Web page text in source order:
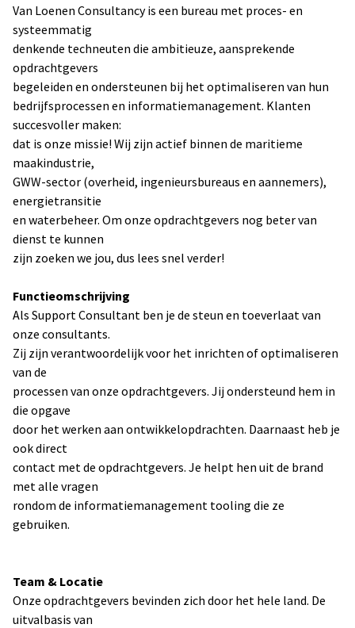
Van Loenen Consultancy is een bureau met proces- en
systeemmatig
denkende techneuten die ambitieuze, aansprekende
opdrachtgevers
begeleiden en ondersteunen bij het optimaliseren van hun
bedrijfsprocessen en informatiemanagement. Klanten
succesvoller maken:
dat is onze missie! Wij zijn actief binnen de maritieme
maakindustrie,
GWW-sector (overheid, ingenieursbureaus en aannemers),
energietransitie
en waterbeheer. Om onze opdrachtgevers nog beter van
dienst te kunnen
zijn zoeken we jou, dus lees snel verder!
Functieomschrijving
Als Support Consultant ben je de steun en toeverlaat van
onze consultants.
Zij zijn verantwoordelijk voor het inrichten of optimaliseren
van de
processen van onze opdrachtgevers. Jij ondersteund hem in
die opgave
door het werken aan ontwikkelopdrachten. Daarnaast heb je
ook direct
contact met de opdrachtgevers. Je helpt hen uit de brand
met alle vragen
rondom de informatiemanagement tooling die ze
gebruiken.
Team & Locatie
Onze opdrachtgevers bevinden zich door het hele land. De
uitvalbasis van